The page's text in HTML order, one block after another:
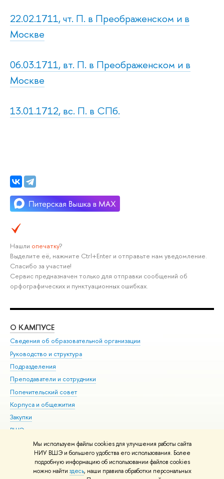
Мы используем файлы cookies для улучшения работы сайта
НИУ ВШЭ и большего удобства его использования. Более
подробную информацию об использовании файлов cookies
можно найти здесь, наши правила обработки персональных
22.02.1711, чт. П. в Преображенском и в
Москве
06.03.1711, вт. П. в Преображенском и в
Москве
13.01.1712, вс. П. в СПб.
Нашли опечатку?
Выделите её, нажмите Ctrl+Enter и отправьте нам уведомление.
Спасибо за участие!
Сервис предназначен только для отправки сообщений об
орфографических и пунктуационных ошибках.
О КАМПУСЕ
Сведения об образовательной организации
Руководство и структура
Подразделения
Преподаватели и сотрудники
Попечительский совет
Корпуса и общежития
Закупки
ВШЭ для студентов с ограниченными возможностями
здоровья и инвалидностью
Версия для слабовидящих
Единая платежная страница